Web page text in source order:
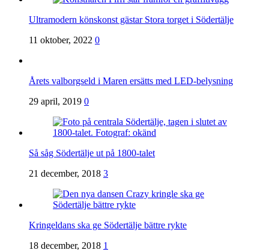
Ultramodern könskonst gästar Stora torget i Södertälje
11 oktober, 2022 0
Årets valborgseld i Maren ersätts med LED-belysning
29 april, 2019 0
Så såg Södertälje ut på 1800-talet
21 december, 2018 3
Kringeldans ska ge Södertälje bättre rykte
18 december, 2018 1